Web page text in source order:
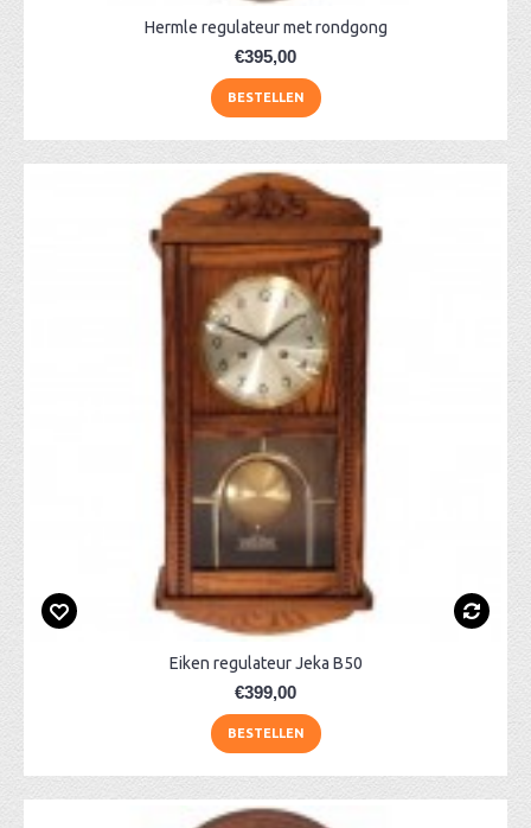
Hermle regulateur met rondgong
€395,00
BESTELLEN
Eiken regulateur Jeka B50
€399,00
BESTELLEN